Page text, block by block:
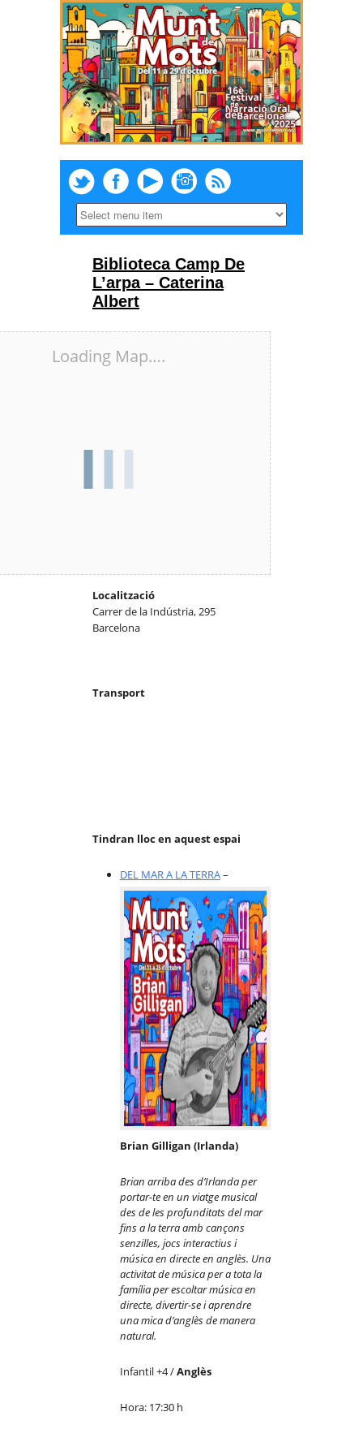
Biblioteca Camp De
L’arpa – Caterina
Albert
Loading Map….
Localització
Carrer de la Indústria, 295
Barcelona
Transport
Tindran lloc en aquest espai
DEL MAR A LA TERRA–
Brian Gilligan (Irlanda)
Brian arriba des d’Irlanda per
portar-te en un viatge musical
des de les profunditats del mar
fins a la terra amb cançons
senzilles, jocs interactius i
música en directe en anglès. Una
activitat de música per a tota la
família per escoltar música en
directe, divertir-se i aprendre
una mica d’anglès de manera
natural.
Infantil +4 /Anglès
Hora: 17:30 h